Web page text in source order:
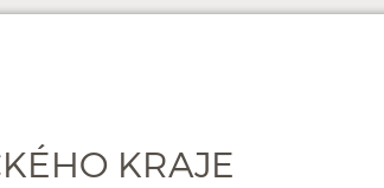
KRAJE